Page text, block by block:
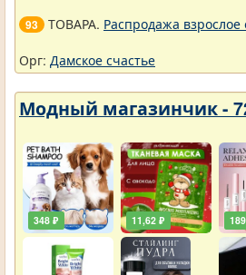
93 ТОВАРА. Распродажа
Орг: Дамское счастье
Модный магазинчик -
348 ₽ 11,62 ₽